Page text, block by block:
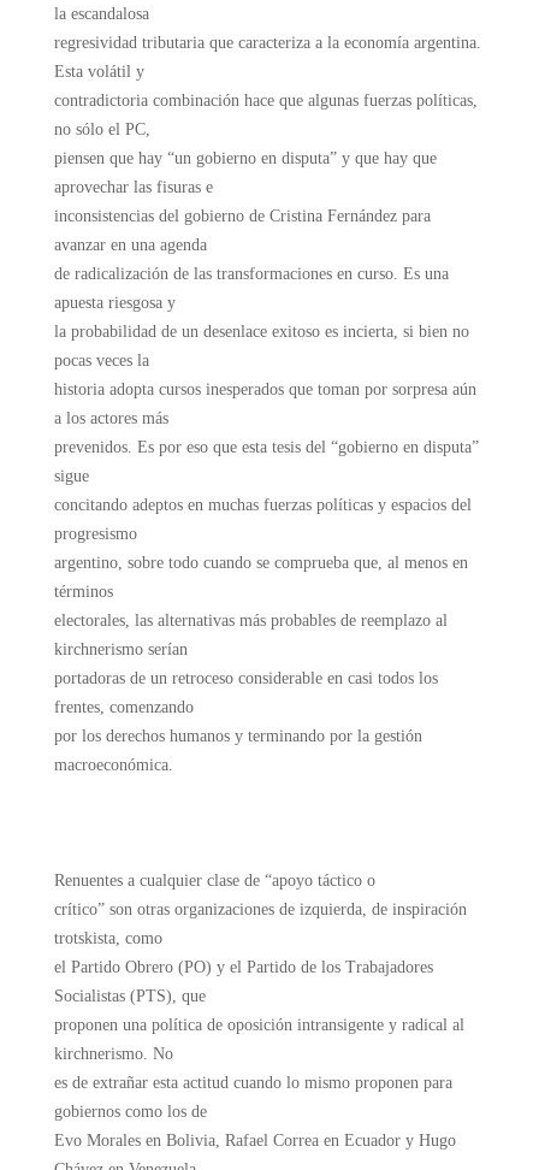
la escandalosa
regresividad tributaria que caracteriza a la economía argentina.
Esta volátil y
contradictoria combinación hace que algunas fuerzas políticas,
no sólo el PC,
piensen que hay “un gobierno en disputa” y que hay que
aprovechar las fisuras e
inconsistencias del gobierno de Cristina Fernández para
avanzar en una agenda
de radicalización de las transformaciones en curso. Es una
apuesta riesgosa y
la probabilidad de un desenlace exitoso es incierta, si bien no
pocas veces la
historia adopta cursos inesperados que toman por sorpresa aún
a los actores más
prevenidos. Es por eso que esta tesis del “gobierno en disputa”
sigue
concitando adeptos en muchas fuerzas políticas y espacios del
progresismo
argentino, sobre todo cuando se comprueba que, al menos en
términos
electorales, las alternativas más probables de reemplazo al
kirchnerismo serían
portadoras de un retroceso considerable en casi todos los
frentes, comenzando
por los derechos humanos y terminando por la gestión
macroeconómica.
Renuentes a cualquier clase de “apoyo táctico o
crítico” son otras organizaciones de izquierda, de inspiración
trotskista, como
el Partido Obrero (PO) y el Partido de los Trabajadores
Socialistas (PTS), que
proponen una política de oposición intransigente y radical al
kirchnerismo. No
es de extrañar esta actitud cuando lo mismo proponen para
gobiernos como los de
Evo Morales en Bolivia, Rafael Correa en Ecuador y Hugo